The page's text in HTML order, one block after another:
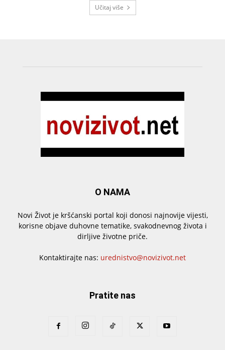
Učitaj više
O NAMA
Novi Život je kršćanski portal koji donosi najnovije vijesti,
korisne objave duhovne tematike, svakodnevnog života i
dirljive životne priče.
Kontaktirajte nas: urednistvo@novizivot.net
Pratite nas